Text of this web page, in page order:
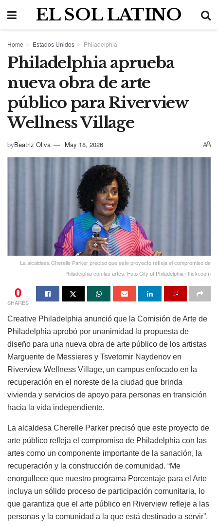
EL SOL LATINO
Home Estados Unidos Philadelphia
Philadelphia aprueba
nueva obra de arte
público para Riverview
Wellness Village
byBeatriz Oliva May 18, 2026 AA
La alcaldesa Cherelle Parker precisó que este proyecto refleja el compromiso de
Philadelphia con las artes. Foto City of Philadelphia / flickr.com
0
SHARES
Creative Philadelphia anunció que la Comisión de Arte de
Philadelphia aprobó por unanimidad la propuesta de
diseño para una nueva obra de arte público de los artistas
Marguerite de Messieres y Tsvetomir Naydenov en
Riverview Wellness Village, un campus enfocado en la
recuperación en el noreste de la ciudad que brinda
vivienda y servicios de apoyo para personas en transición
hacia la vida independiente.
La alcaldesa Cherelle Parker precisó que este proyecto de
arte público refleja el compromiso de Philadelphia con las
artes como un componente importante de la sanación, la
recuperación y la construcción de comunidad. “Me
enorgullece que nuestro programa Porcentaje para el Arte
incluya un sólido proceso de participación comunitaria, lo
que garantiza que el arte público en Riverview refleje a las
personas y la comunidad a la que está destinado a servir”.